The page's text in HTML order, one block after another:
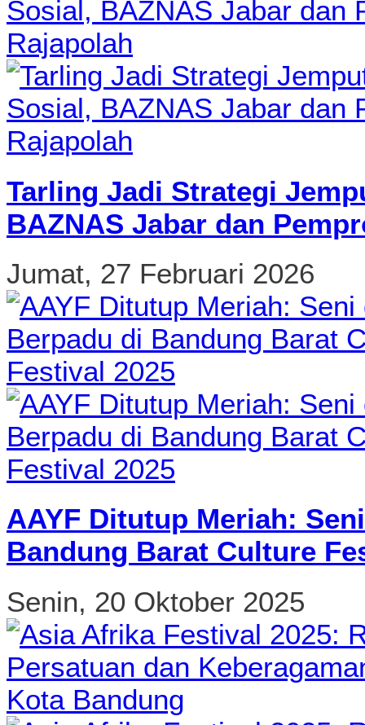
Tarling Jadi Strategi
BAZNAS Jabar dan
Jumat, 27 Februari 2026
AAYF Ditutup Meriah:
Bandung Barat Culture
Senin, 20 Oktober 2025